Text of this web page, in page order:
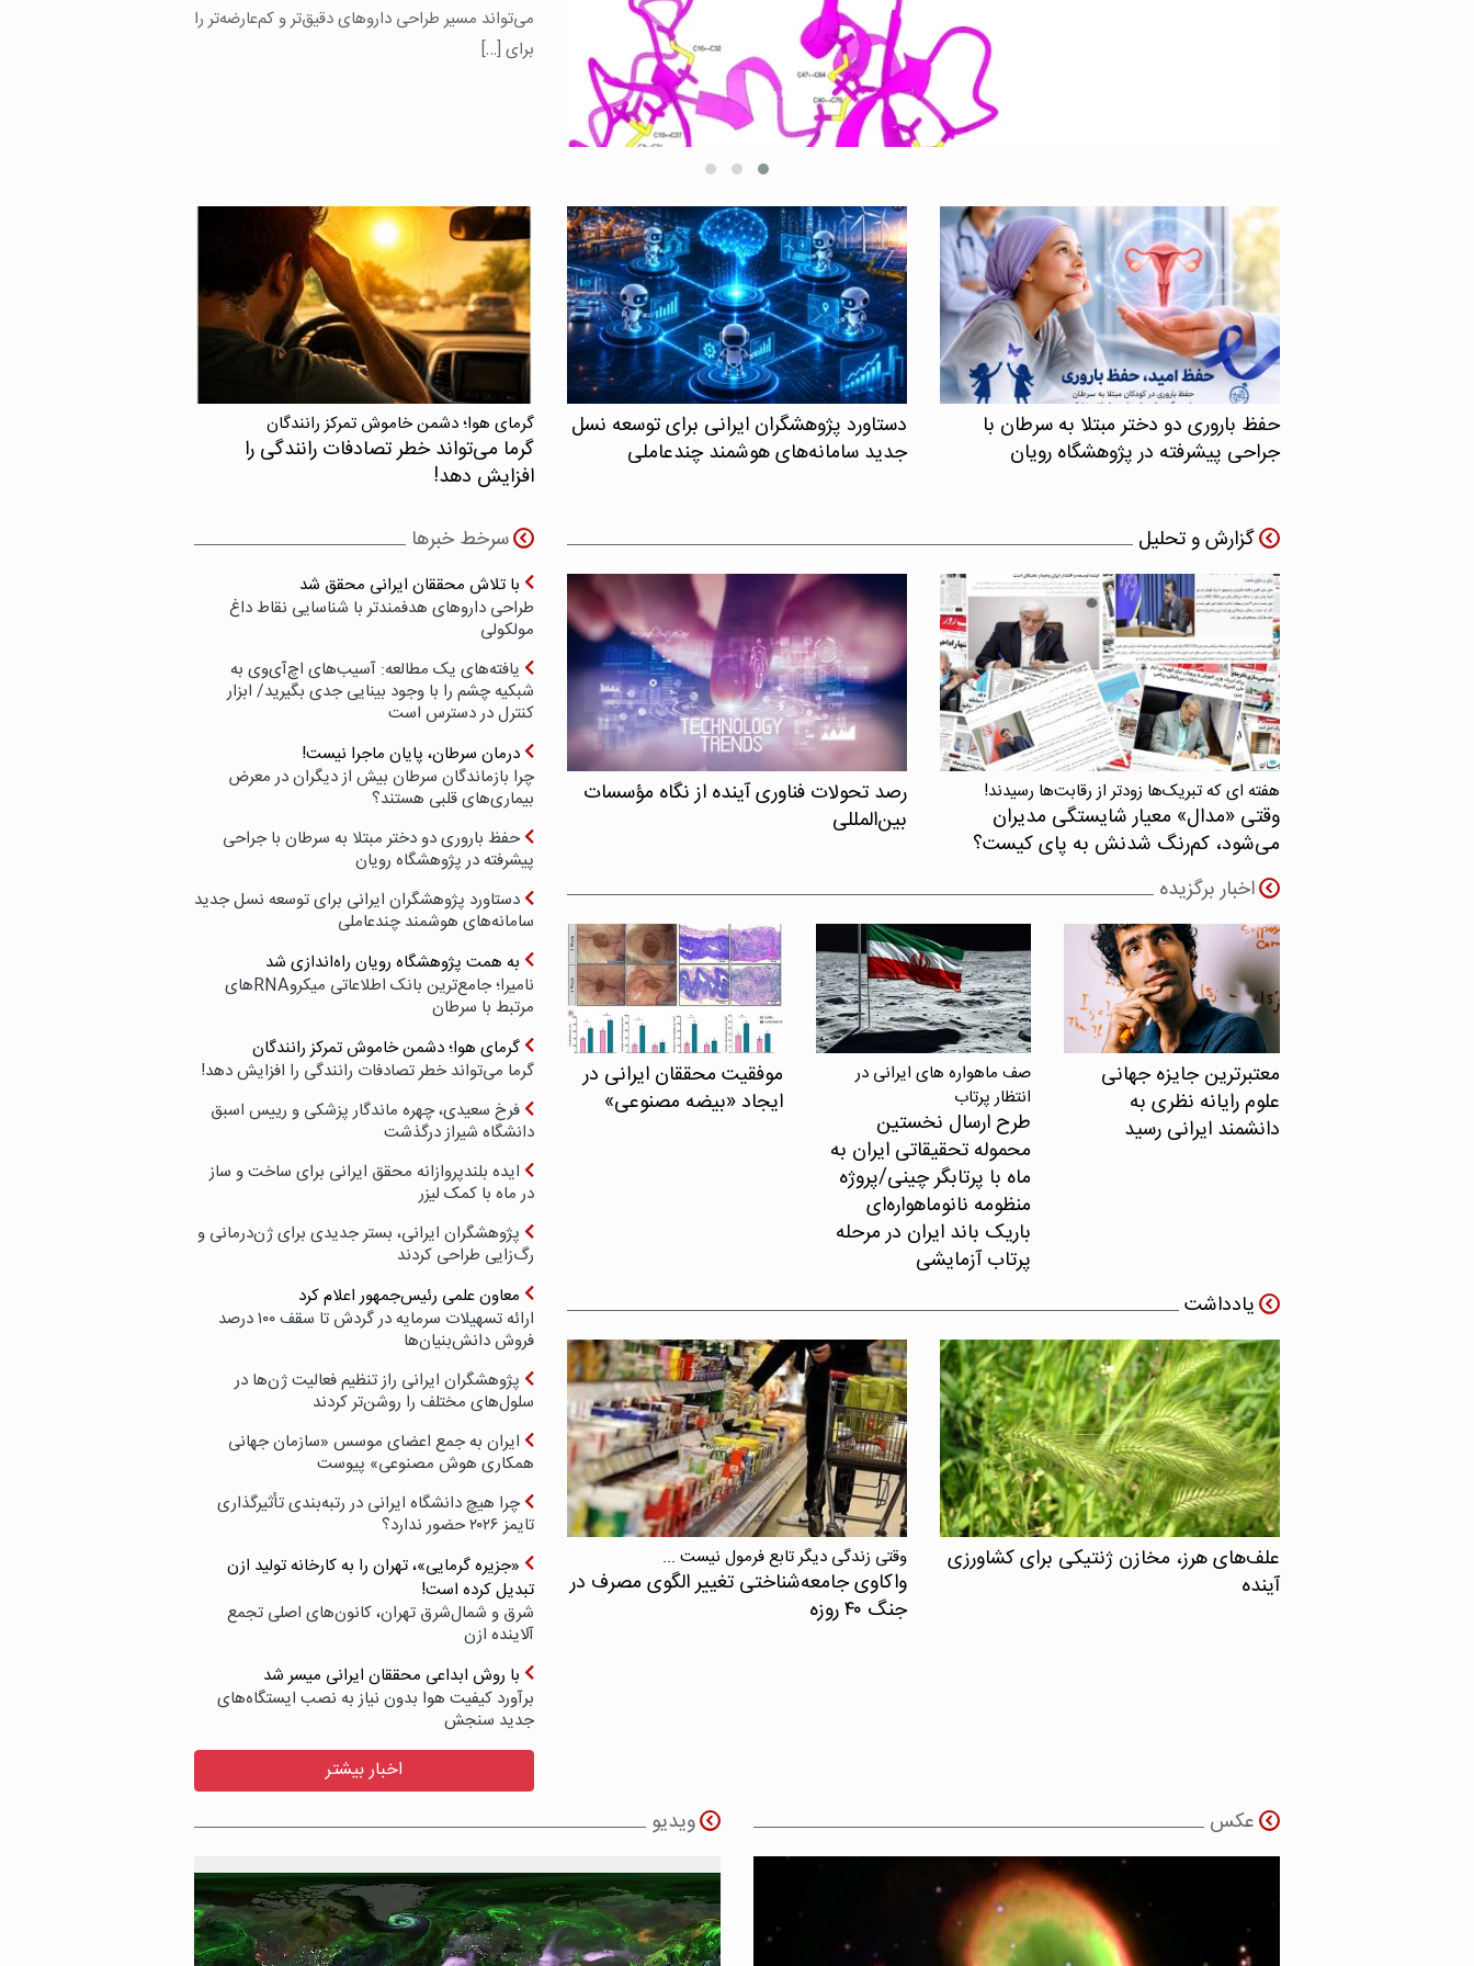
یافته‌های محققان دانشگاه علوم پزشکی تهران با
همکاری محققان خارجی نشان می‌دهد اچ‌آی‌وی در
حفظ باروری دو دختر مبتلا به سرطان با
جراحی پیشرفته در پژوهشگاه رویان
دستاورد پژوهشگران ایرانی برای توسعه نسل
جدید سامانه‌های هوشمند چندعاملی
گرمای هوا؛ دشمن خاموش تمرکز رانندگان
گرما می‌تواند خطر تصادفات رانندگی را
افزایش دهد!
گزارش و تحلیل
هفته ای که تبریک‌ها زودتر از رقابت‌ها رسیدند!
وقتی «مدال‌» معیار شایستگی مدیران
می‌شود، کم‌رنگ شدنش به پای کیست؟
رصد تحولات فناوری آینده از نگاه مؤسسات
بین‌المللی
اخبار برگزیده
معتبرترین جایزه جهانی
علوم رایانه نظری به
دانشمند ایرانی رسید
صف ماهواره های ایرانی در
انتظار پرتاب
طرح ارسال نخستین
محموله تحقیقاتی ایران به
ماه با پرتابگر چینی/پروژه
منظومه نانوماهواره‌ای
باریک باند ایران در مرحله
پرتاب آزمایشی
موفقیت محققان ایرانی در
ایجاد «بیضه مصنوعی»
یادداشت
علف‌های هرز، مخازن ژنتیکی برای کشاورزی
آینده
وقتی زندگی دیگر تابع فرمول نیست ...
واکاوی جامعه‌شناختی تغییر الگوی مصرف در
جنگ ۴۰ روزه
سرخط خبرها
با تلاش محققان ایرانی محقق شد
طراحی داروهای هدفمندتر با شناسایی نقاط داغ
مولکولی
یافته‌های یک مطالعه: آسیب‌های اچ‌آی‌وی به
شبکیه چشم را با وجود بینایی جدی بگیرید/ ابزار
کنترل در دسترس است
درمان سرطان، پایان ماجرا نیست!
چرا بازماندگان سرطان بیش از دیگران در معرض
بیماری‌های قلبی هستند؟
حفظ باروری دو دختر مبتلا به سرطان با جراحی
پیشرفته در پژوهشگاه رویان
دستاورد پژوهشگران ایرانی برای توسعه نسل جدید
سامانه‌های هوشمند چندعاملی
به همت پژوهشگاه رویان راه‌اندازی شد
نامیرا؛ جامع‌ترین بانک اطلاعاتی میکروRNAهای
مرتبط با سرطان
گرمای هوا؛ دشمن خاموش تمرکز رانندگان
گرما می‌تواند خطر تصادفات رانندگی را افزایش دهد!
فرخ سعیدی، چهره ماندگار پزشکی و رییس اسبق
دانشگاه شیراز درگذشت
ایده بلندپروازانه محقق ایرانی برای ساخت و ساز
در ماه با کمک لیزر
پژوهشگران ایرانی، بستر جدیدی برای ژن‌درمانی و
رگ‌زایی طراحی کردند
معاون علمی رئیس‌جمهور اعلام کرد
ارائه تسهیلات سرمایه در گردش تا سقف ۱۰۰ درصد
فروش دانش‌بنیان‌ها
پژوهشگران ایرانی راز تنظیم فعالیت ژن‌ها در
سلول‌های مختلف را روشن‌تر کردند
ایران به جمع اعضای موسس «سازمان جهانی
همکاری هوش مصنوعی» پیوست
چرا هیچ دانشگاه ایرانی در رتبه‌بندی تأثیرگذاری
تایمز ۲۰۲۶ حضور ندارد؟
«جزیره گرمایی»، تهران را به کارخانه تولید ازن
تبدیل کرده است!
شرق و شمال‌شرق تهران، کانون‌های اصلی تجمع
آلاینده ازن
با روش ابداعی محققان ایرانی میسر شد
برآورد کیفیت هوا بدون نیاز به نصب ایستگاه‌های
جدید سنجش
اخبار بیشتر
عکس ویدیو